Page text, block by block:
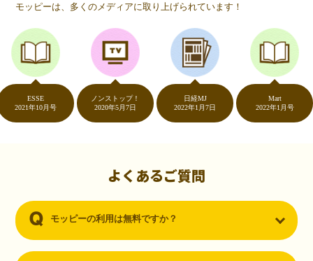
（20代・女性）
友達に勧められてモッピーをはじめました。空いた時間にスマホで買
い物をすることが多いのですが、モッピーを経由するだけでショップ
のポイントとモッピーのポイントが二重で貯まることを知り、ビック
リ…！いつものネットショッピングをモッピーを経由するだけでポイ
ントが貯まるなんて…もっと早く教えてほしかった～！貯まったポイ
ントはギフト券に交換して、プチ贅沢を楽しんでます♪
（30代・男性）
ーを知りました。クレジットカードを発行するだけでポイントが貯ま
るならと無料登録して、クレジットカードの発行やアプリダウンロー
モッピーは、多くのメディアに取り上げられています！
年10月号
ノンストップ！
2020年5月7日
日経MJ
2022年1月7日
2022年1月号
よくあるご質問
モッピーの利用は無料ですか？